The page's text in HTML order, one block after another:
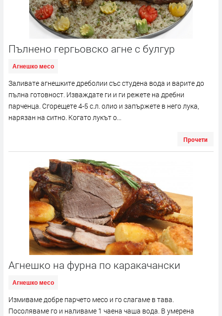
Пълнено гергьовско агне с булгур
Агнешко месо
Заливате агнешките дреболии със студена вода и варите до
пълна готовност. Изваждате ги и ги режете на дребни
парченца. Сгорещете 4-5 с.л. олио и запържете в него лука,
нарязан на ситно. Когато лукът о...
Прочети
Агнешко на фурна по каракачански
Агнешко месо
Измиваме добре парчето месо и го слагаме в тава.
Посоляваме го и наливаме 1 чаена чаша вода. В умерена